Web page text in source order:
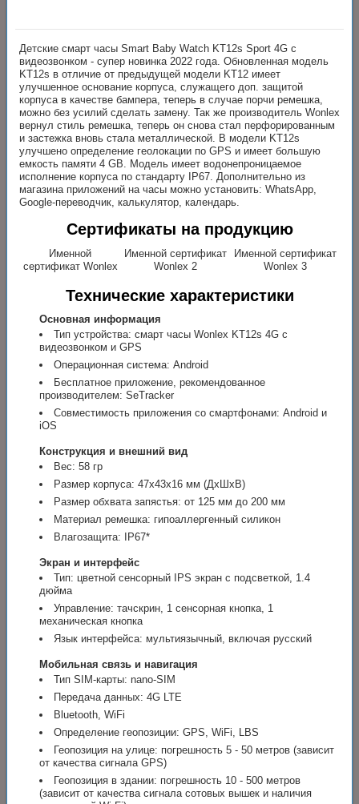
Детские смарт часы Smart Baby Watch KT12s Sport 4G с
видеозвонком - супер новинка 2022 года. Обновленная модель
KT12s в отличие от предыдущей модели KT12 имеет
улучшенное основание корпуса, служащего доп. защитой
корпуса в качестве бампера, теперь в случае порчи ремешка,
можно без усилий сделать замену. Так же производитель Wonlex
вернул стиль ремешка, теперь он снова стал перфорированным
и застежка вновь стала металлической. В модели KT12s
улучшено определение геолокации по GPS и имеет большую
емкость памяти 4 GB. Модель имеет водонепроницаемое
исполнение корпуса по стандарту IP67. Дополнительно из
магазина приложений на часы можно установить: WhatsApp,
Google-переводчик, калькулятор, календарь.
Сертификаты на продукцию
Именной
сертификат Wonlex
Именной сертификат
Wonlex 2
Именной сертификат
Wonlex 3
Технические характеристики
Основная информация
Тип устройства: смарт часы Wonlex KT12s 4G с
видеозвонком и GPS
Операционная система: Android
Бесплатное приложение, рекомендованное
производителем: SeTracker
Совместимость приложения со смартфонами: Android и
iOS
Конструкция и внешний вид
Вес: 58 гр
Размер корпуса: 47х43х16 мм (ДхШхВ)
Размер обхвата запястья: от 125 мм до 200 мм
Материал ремешка: гипоаллергенный силикон
Влагозащита: IP67*
Экран и интерфейс
Тип: цветной сенсорный IPS экран с подсветкой, 1.4
дюйма
Управление: тачскрин, 1 сенсорная кнопка, 1
механическая кнопка
Язык интерфейса: мультиязычный, включая русский
Мобильная связь и навигация
Тип SIM-карты: nano-SIM
Передача данных: 4G LTE
Bluetooth, WiFi
Определение геопозиции: GPS, WiFi, LBS
Геопозиция на улице: погрешность 5 - 50 метров (зависит
от качества сигнала GPS)
Геопозиция в здании: погрешность 10 - 500 метров
(зависит от качества сигнала сотовых вышек и наличия